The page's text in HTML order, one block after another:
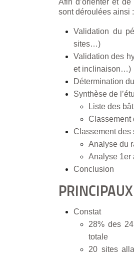
Afin d’orienter et
sont déroulées ainsi :
Validation du
sites…)
Validation des
et inclinaison…)
Détermination
Synthèse de
Liste des
Classement
Classement des
Analyse du
Analyse 1er
Conclusion
Constat
28% des
totale
20 sites